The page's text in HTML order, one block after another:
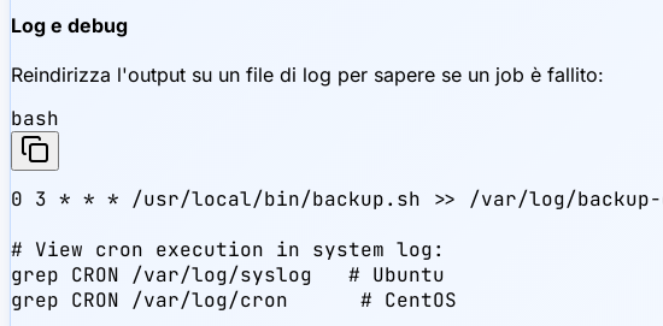
Log e debug
Reindirizza l'output su un file di log per sapere se un job è fallito:
bash
0 3 * * * /usr/local/bin/backup.sh >> /var/log/backup-
# View cron execution in system log:
grep CRON /var/log/syslog   # Ubuntu
grep CRON /var/log/cron      # CentOS